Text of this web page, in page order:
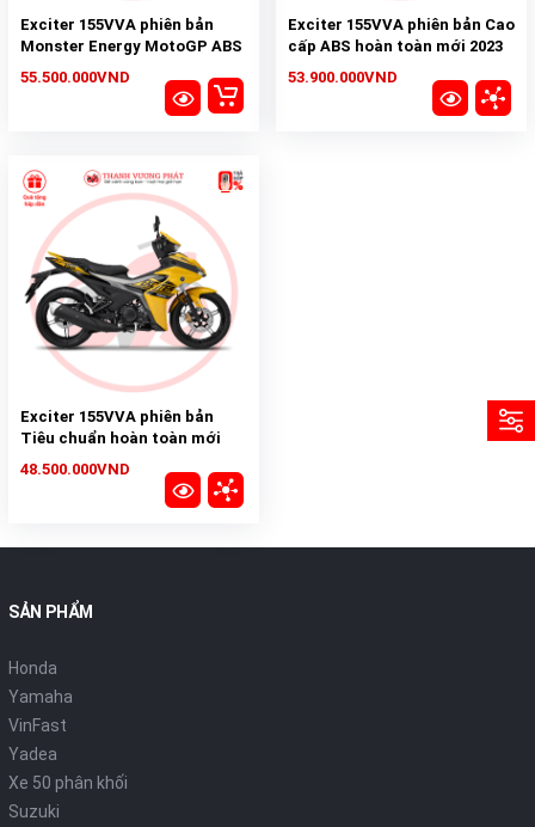
Exciter 155VVA phiên bản
Monster Energy MotoGP ABS
hoàn toàn mới 2023
55.500.000VND
Exciter 155VVA phiên bản Cao
cấp ABS hoàn toàn mới 2023
53.900.000VND
Exciter 155VVA phiên bản
Tiêu chuẩn hoàn toàn mới
2023
48.500.000VND
SẢN PHẨM
Honda
Yamaha
VinFast
Yadea
Xe 50 phân khối
Suzuki